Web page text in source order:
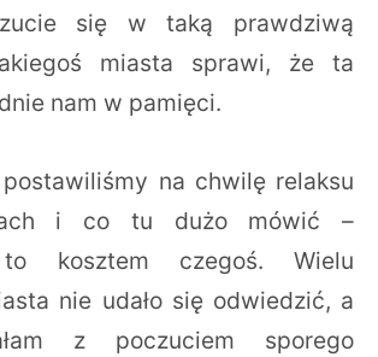
się w taką prawdziwą
miasta sprawi, że ta
nam w pamięci.
na chwilę relaksu
i co tu dużo mówić –
kosztem czegoś. Wielu
nie udało się odwiedzić, a
z poczuciem sporego